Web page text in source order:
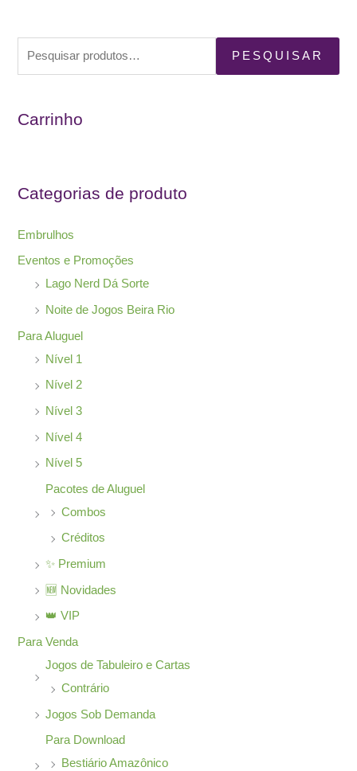
q
s
r
p
PESQUISAR
Carrinho
Categorias de produto
Embrulhos
Eventos e Promoções
Lago Nerd Dá Sorte
Noite de Jogos Beira Rio
Para Aluguel
Nível 1
Nível 2
Nível 3
Nível 4
Nível 5
Pacotes de Aluguel
Combos
Créditos
✨ Premium
🆕 Novidades
👑 VIP
Para Venda
Jogos de Tabuleiro e Cartas
Contrário
Jogos Sob Demanda
Para Download
Bestiário Amazônico